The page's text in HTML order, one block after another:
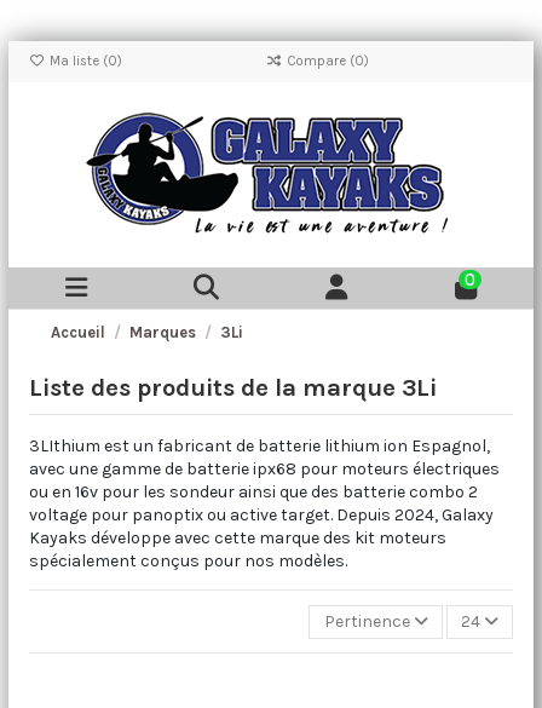
Ma liste (0) Compare (0)
0
Accueil Marques 3Li
Liste des produits de la marque 3Li
3LIthium est un fabricant de batterie lithium ion Espagnol,
avec une gamme de batterie ipx68 pour moteurs électriques
ou en 16v pour les sondeur ainsi que des batterie combo 2
voltage pour panoptix ou active target. Depuis 2024, Galaxy
Kayaks développe avec cette marque des kit moteurs
spécialement conçus pour nos modèles.
Pertinence 24